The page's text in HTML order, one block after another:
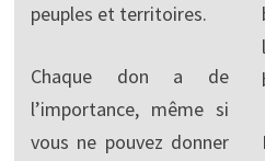
peuples et territoires.
Chaque don a de
l’importance, même si
vous ne pouvez donner